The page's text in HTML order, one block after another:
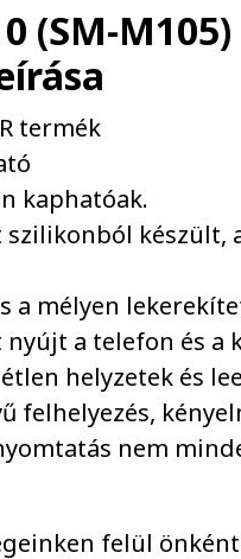
(SM-
termék
kaphatóak.
készült,
a mélyen
a telefon és a
helyzetek és
felhelyezés,
nem
felül